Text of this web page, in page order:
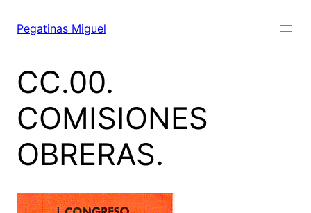
Pegatinas Miguel
CC.00.
COMISIONES
OBRERAS.